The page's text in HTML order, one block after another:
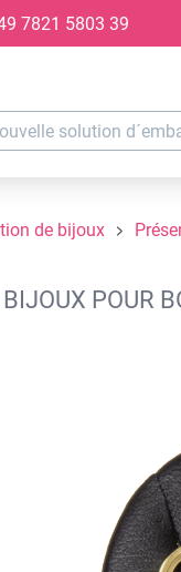
principale
7821 5803 39
de bijoux
POUR